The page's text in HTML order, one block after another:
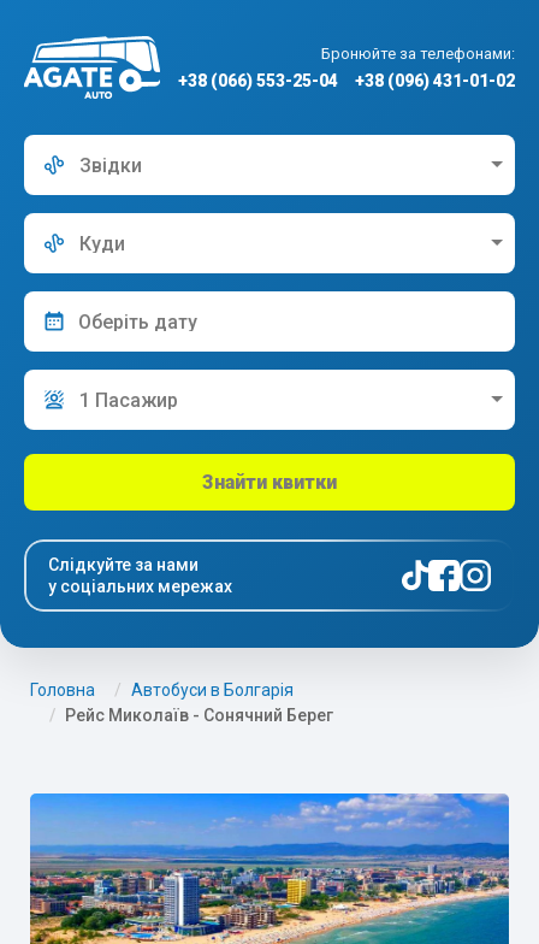
Бронюйте за телефонами:
+38 (066) 553-25-04 +38 (096) 431-01-02
Звідки
Куди
1 Пасажир
Знайти квитки
Слідкуйте за нами
у соціальних мережах
Головна
Автобуси в Болгарія
Рейс Миколаїв - Сонячний Берег